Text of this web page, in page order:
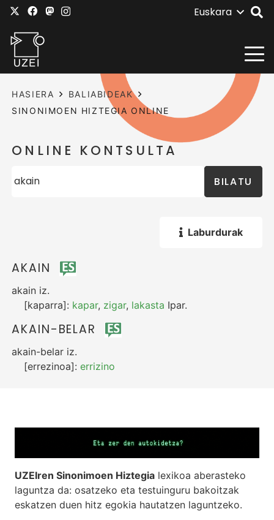
Euskara
HASIERA
BALIABIDEAK
SINONIMOEN HIZTEGIA ONLINE
ONLINE KONTSULTA
BILATU
Laburdurak
AKAIN
akain iz.
[kaparra]: kapar, zigar, lakasta Ipar.
AKAIN-BELAR
akain-belar iz.
[errezinoa]:errizino
UZEIren Sinonimoen Hiztegia lexikoa aberasteko
laguntza da: osatzeko eta testuinguru bakoitzak
eskatzen duen hitz egokia hautatzen laguntzeko.